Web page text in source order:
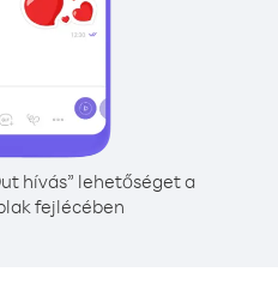
hívás” lehetőséget a
fejlécében